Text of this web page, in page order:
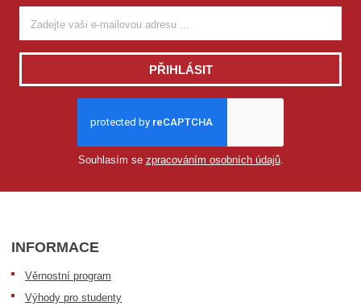
PŘIHLÁSIT
Souhlasím se zpracováním osobních údajů.
INFORMACE
Věrnostní program
Výhody pro studenty